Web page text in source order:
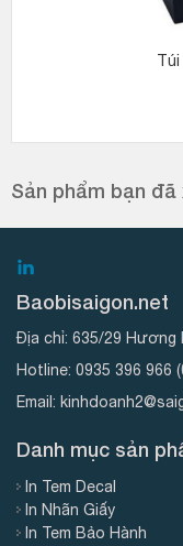
Sản phẩm bạn đã
Baobisaigon.net
Địa chỉ: 635/29 Hương
Hotline: 0935 396 966
Email:
Danh mục sản
In Tem Decal
In Nhãn Giấy
In Tem Bảo Hành